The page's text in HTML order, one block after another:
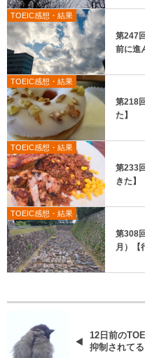
TOEIC感想・結果
第247
前に進
TOEIC感想・結果
第218
た】
TOEIC感想・結果
第233
きた】
TOEIC感想・結果
第308
月）【
12日前の
抑制されてる